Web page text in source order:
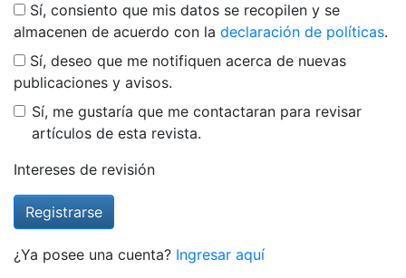
almacenen de acuerdo con la declaración de políticas.
publicaciones y avisos.
Sí, me gustaría que me contactaran para revisar
artículos de esta revista.
Intereses de revisión
Registrarse
¿Ya posee una cuenta? Ingresar aquí